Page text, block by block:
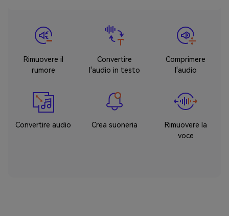
Rimuovere il
rumore
Convertire
l'audio in testo
Comprimere
l'audio
Convertire audio Crea suoneria
Rimuovere la
voce